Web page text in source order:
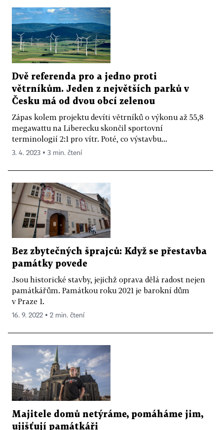
Dvě referenda pro a jedno proti
větrníkům. Jeden z největších parků v
Česku má od dvou obcí zelenou
Zápas kolem projektu devíti větrníků o výkonu až 55,8
megawattu na Liberecku skončil sportovní
terminologií 2:1 pro vítr. Poté, co výstavbu...
3. 4. 2023 ▪ 3 min. čtení
Bez zbytečných šprajců: Když se přestavba
památky povede
Jsou historické stavby, jejichž oprava dělá radost nejen
památkářům. Památkou roku 2021 je barokní dům
v Praze 1.
16. 9. 2022 ▪ 2 min. čtení
Majitele domů netýráme, pomáháme jim,
ujišťují památkáři